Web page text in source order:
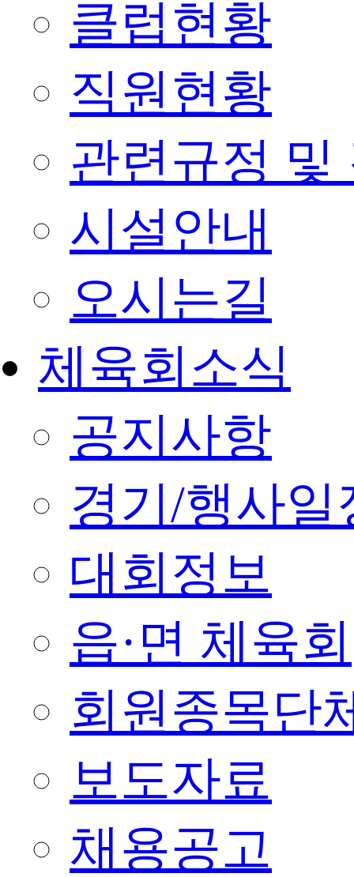
클럽현황
직원현황
관련규정 및
시설안내
오시는길
체육회소식
공지사항
경기/행사일
대회정보
읍·면 체육회
회원종목단
보도자료
채용공고